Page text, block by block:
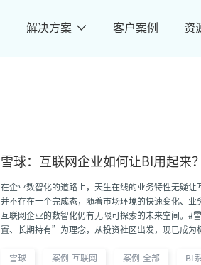
解决方案 客户案例 资
雪球：互联网企业如何让BI用起来？
在企业数智化的道路上，天生在线的业务特性无疑
并不存在一个完成态，随着市场环境的快速变化、业
互联网企业的数智化仍有无限可探索的未来空间。#
置、长期持有”为理念，从投资社区出发，现已成为
雪球
案例-互联网 案例-全部 BI